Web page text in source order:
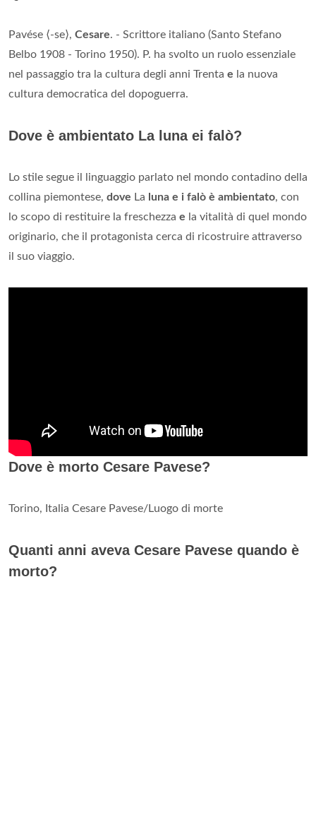
Pavése ⟨-se⟩, Cesare. - Scrittore italiano (Santo Stefano
Belbo 1908 - Torino 1950). P. ha svolto un ruolo essenziale
nel passaggio tra la cultura degli anni Trenta e la nuova
cultura democratica del dopoguerra.
Dove è ambientato La luna ei falò?
Lo stile segue il linguaggio parlato nel mondo contadino della
collina piemontese, dove La luna e i falò è ambientato, con
lo scopo di restituire la freschezza e la vitalità di quel mondo
originario, che il protagonista cerca di ricostruire attraverso
il suo viaggio.
Dove è morto Cesare Pavese?
Torino, Italia Cesare Pavese/Luogo di morte
Quanti anni aveva Cesare Pavese quando è
morto?